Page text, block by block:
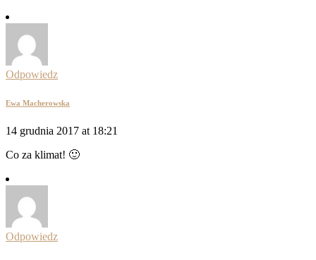
Odpowiedz
Ewa Macherowska
14 grudnia 2017 at 18:21
Co za klimat! 🙂
Odpowiedz